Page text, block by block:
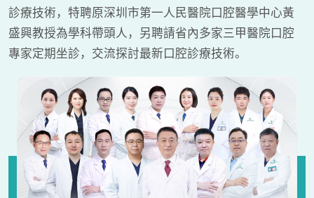
診療技術，特聘原深圳市第一人民醫院口腔醫學中心黃
盛興教授為學科帶頭人，另聘請省內多家三甲醫院口腔
專家定期坐診，交流探討最新口腔診療技術。